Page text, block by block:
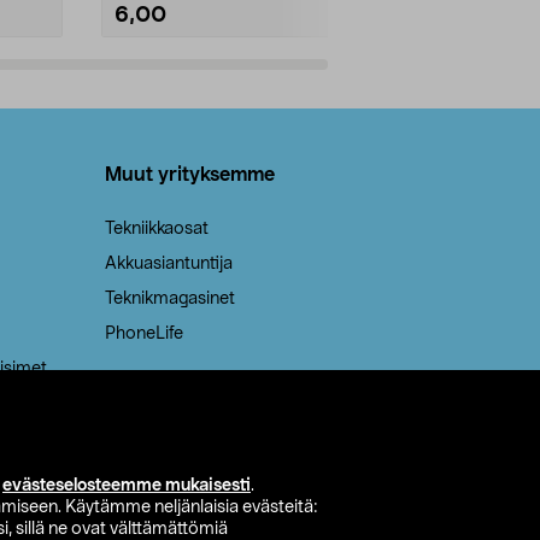
evästeselosteemme mukaisesti.
Käytämme neljänlaisia evästeitä:
sillä ne ovat välttämättömiä
6,00
Muut yrityksemme
Tekniikkaosat
Akkuasiantuntija
Teknikmagasinet
PhoneLife